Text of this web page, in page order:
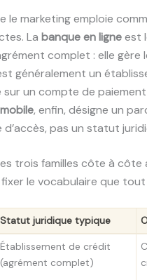
marketing emploie
La banque en ligneest
complet : elle
généralement un
un compte de
, enfin, désigne un
pas un statut
trois familles côte à
le vocabulaire que tout
Statut juridique typique
Établissement de crédit
(agrément complet)